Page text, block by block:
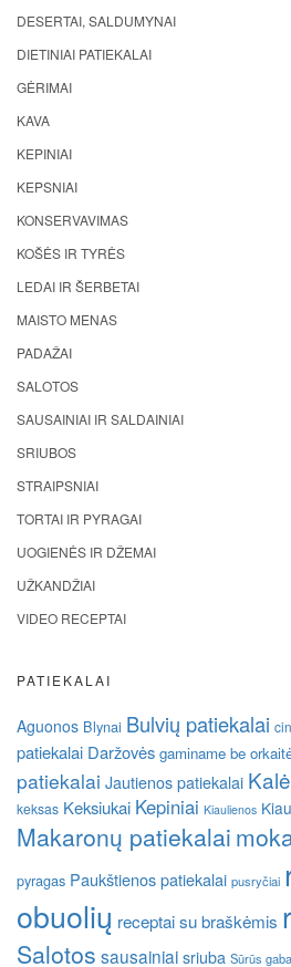
DESERTAI, SALDUMYNAI
DIETINIAI PATIEKALAI
GĖRIMAI
KAVA
KEPINIAI
KEPSNIAI
KONSERVAVIMAS
KOŠĖS IR TYRĖS
LEDAI IR ŠERBETAI
MAISTO MENAS
PADAŽAI
SALOTOS
SAUSAINIAI IR SALDAINIAI
SRIUBOS
STRAIPSNIAI
TORTAI IR PYRAGAI
UOGIENĖS IR DŽEMAI
UŽKANDŽIAI
VIDEO RECEPTAI
PATIEKALAI
Aguonos Blynai Bulvių patiekalai
patiekalai Daržovės gaminame be
patiekalai Jautienos patiekalai
keksas Keksiukai Kepiniai Kiaulienos
Makaronų patiekalai
pyragas Paukštienos patiekalai pusryčiai
obuolių receptai su braškėmis
Salotos sausainiai sriuba Sūrūs